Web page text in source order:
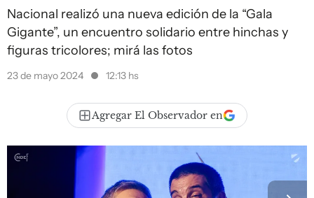
Nacional realizó una nueva edición de la “Gala
Gigante”, un encuentro solidario entre hinchas y
figuras tricolores; mirá las fotos
23 de mayo 2024 12:13 hs
Agregar El Observador en